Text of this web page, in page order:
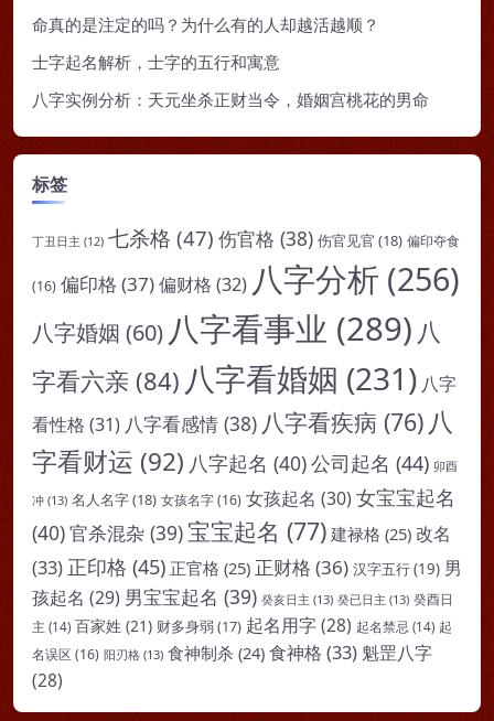
命真的是注定的吗？为什么有的人却越活越顺？
士字起名解析，士字的五行和寓意
八字实例分析：天元坐杀正财当令，婚姻宫桃花的男命
标签
丁丑日主 (12) 七杀格 (47) 伤官格 (38) 伤官见官 (18) 偏印夺食
(16) 偏印格 (37)偏财格 (32) 八字分析 (256)
八字婚姻 (60) 八字看事业 (289) 八
字看六亲 (84) 八字看婚姻 (231) 八字
看性格 (31) 八字看感情 (38) 八字看疾病 (76) 八
字看财运 (92) 八字起名 (40)公司起名 (44) 卯酉
冲 (13) 名人名字(18) 女孩名字(16) 女孩起名 (30) 女宝宝起名
(40)官杀混杂 (39) 宝宝起名 (77) 建禄格 (25) 改名
(33) 正印格 (45) 正官格 (25) 正财格 (36) 汉字五行(19) 男
孩起名 (29) 男宝宝起名 (39) 癸亥日主 (13) 癸已日主 (13) 癸酉日
主 (14) 百家姓 (21) 财多身弱(17) 起名用字(28) 起名禁忌 (14) 起
名误区(16) 阳刃格 (13) 食神制杀 (24) 食神格 (33) 魁罡八字
(28)